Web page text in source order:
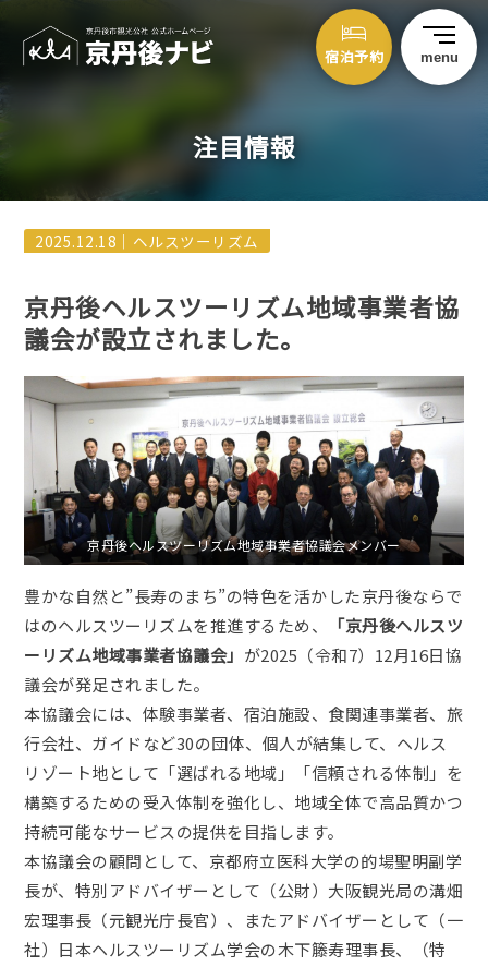
宿泊予約 menu
注目情報
2025.12.18｜ ヘルスツーリズム
京丹後ヘルスツーリズム地域事業者協
議会が設立されました。
京丹後ヘルスツーリズム地域事業者協議会メンバー
豊かな自然と”長寿のまち”の特色を活かした京丹後ならで
はのヘルスツーリズムを推進するため、
「京丹後ヘルスツ
ーリズム地域事業者協議会」 が2025（令和7）12月16日協
議会が発足されました。
本協議会には、体験事業者、宿泊施設、食関連事業者、旅
行会社、ガイドなど30の団体、個人が結集して、ヘルス
リゾート地として「選ばれる地域」「信頼される体制」を
構築するための受入体制を強化し、地域全体で高品質かつ
持続可能なサービスの提供を目指します。
本協議会の顧問として、京都府立医科大学の的場聖明副学
長が、特別アドバイザーとして（公財）大阪観光局の溝畑
宏理事長（元観光庁長官）、またアドバイザーとして（一
社）日本ヘルスツーリズム学会の木下籐寿理事長、（特